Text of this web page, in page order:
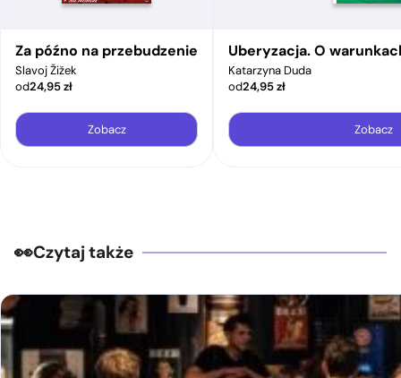
Za późno na przebudzenie
Slavoj Žižek
od24,95zł
Zobacz
Uberyzacja. O
Katarzyna Duda
od24,95zł
Zobacz
Czytaj także